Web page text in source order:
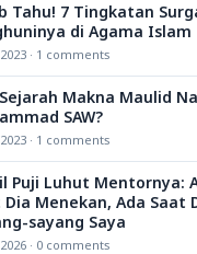
Tahu! 7 Tingkatan
di Agama Islam
· 1 comments
Makna Maulid
SAW?
· 1 comments
Puji Luhut Mentornya:
Dia Menekan, Ada Saat
sayang Saya
· 0 comments